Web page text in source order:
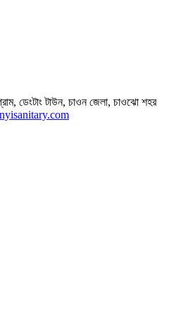
ডেংটাং টাউন, চাওন জেলা, চাওঝো শহর